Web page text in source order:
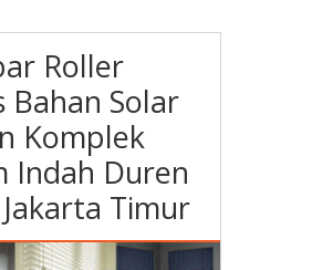
Roller
Bahan Solar
Komplek
Indah Duren
Timur